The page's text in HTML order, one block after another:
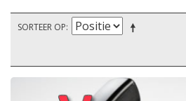
SORTEER OP